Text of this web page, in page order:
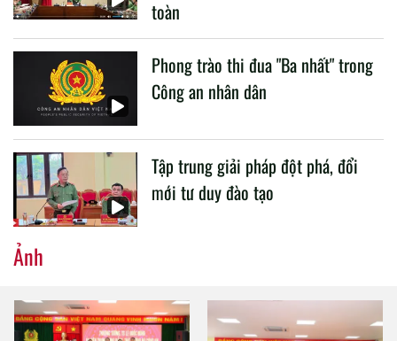
toàn
Phong trào thi đua "Ba nhất" trong
Công an nhân dân
Tập trung giải pháp đột phá, đổi
mới tư duy đào tạo
Ảnh